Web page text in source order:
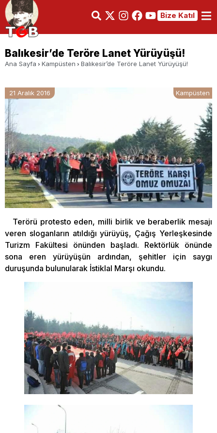
Bize Katıl
Balıkesir’de Teröre Lanet Yürüyüşü!
Ana Sayfa Kampüsten Balıkesir’de Teröre Lanet Yürüyüşü!
21 Aralık 2016 Kampüsten
Terörü protesto eden, milli birlik ve beraberlik mesajı
veren sloganların atıldığı yürüyüş, Çağış Yerleşkesinde
Turizm Fakültesi önünden başladı. Rektörlük önünde
sona eren yürüyüşün ardından, şehitler için saygı
duruşunda bulunularak İstiklal Marşı okundu.